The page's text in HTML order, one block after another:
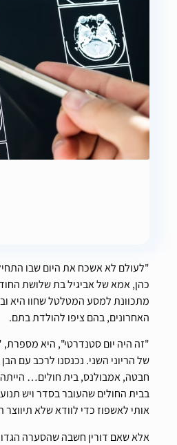
"לעולם לא אשכח את היום שבו
כהן, אמא של אביגיל בת שלושת
מתכוונת למסע המטלטל שחוו היא
האחרונים, בהם ציפו להולדת בתם.
"זה היה יום סטנדרטי", היא מספרת,
של הריוני השני. נכנסנו לרכב עם
חבטה, אמבולנס, בית חולים…
בבית החולים שהעובר בסדר ויש
אותי לאשפוז כדי לוודא שלא
אלא שאם דורין חשבה שהסערה